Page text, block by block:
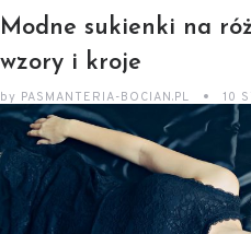
Modne sukienki na
wzory i kroje
by PASMANTERIA-BOCIAN.PL 10